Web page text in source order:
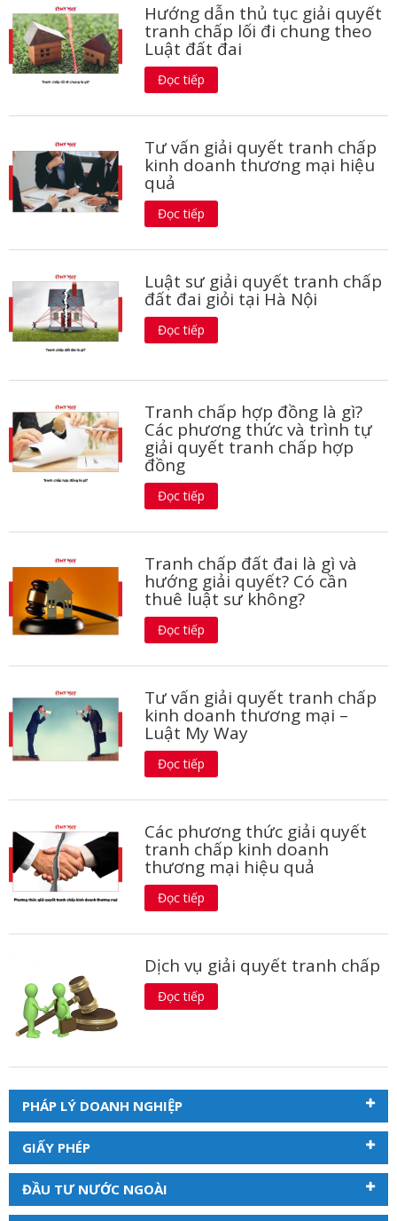
Hướng dẫn thủ tục giải quyết
tranh chấp lối đi chung theo
Luật đất đai
Đọc tiếp
Tư vấn giải quyết tranh chấp
kinh doanh thương mại hiệu
quả
Đọc tiếp
Luật sư giải quyết tranh chấp
đất đai giỏi tại Hà Nội
Đọc tiếp
Tranh chấp hợp đồng là gì?
Các phương thức và trình tự
giải quyết tranh chấp hợp
đồng
Đọc tiếp
Tranh chấp đất đai là gì và
hướng giải quyết? Có cần
thuê luật sư không?
Đọc tiếp
Tư vấn giải quyết tranh chấp
kinh doanh thương mại –
Luật My Way
Đọc tiếp
Các phương thức giải quyết
tranh chấp kinh doanh
thương mại hiệu quả
Đọc tiếp
Dịch vụ giải quyết tranh chấp
Đọc tiếp
PHÁP LÝ DOANH NGHIỆP
GIẤY PHÉP
ĐẦU TƯ NƯỚC NGOÀI